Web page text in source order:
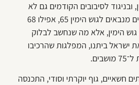
ובניגוד לסיבובים הקודמים גם לא
אתגר מספרי: הסקרים מנבאים לגוש הימין 65, אפילו 68
הימין, אלא מה שנחשב לבלוק
ישראל ביתנו, המפלגות שהרכיבו
חשאיים, גוף יוקרתי וסודי, התכנסה